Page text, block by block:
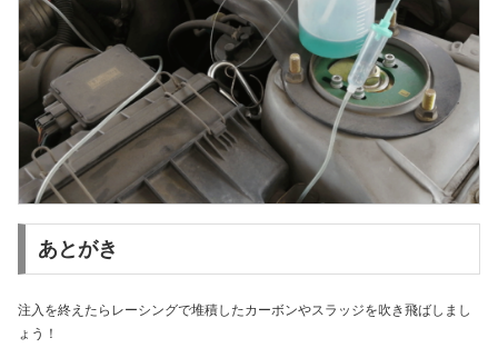
あとがき
注入を終えたらレーシングで堆積したカーボンやスラッジを吹き飛ばしまし
ょう！